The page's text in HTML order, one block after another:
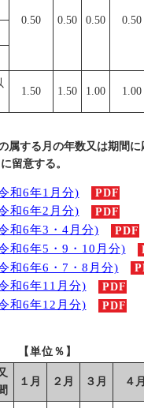
0.50 0.50 0.50 0.50
1.50 1.50 1.00 1.00
する月の年数又は期間に
留意する。
和6年1月分) PDF
和6年2月分) PDF
和6年3・4月分) PDF
和6年5・9・10月分)
和6年6・7・8月分)
和6年11月分) PDF
和6年12月分) PDF
単位％】
１月 ２月 ３月 ４月